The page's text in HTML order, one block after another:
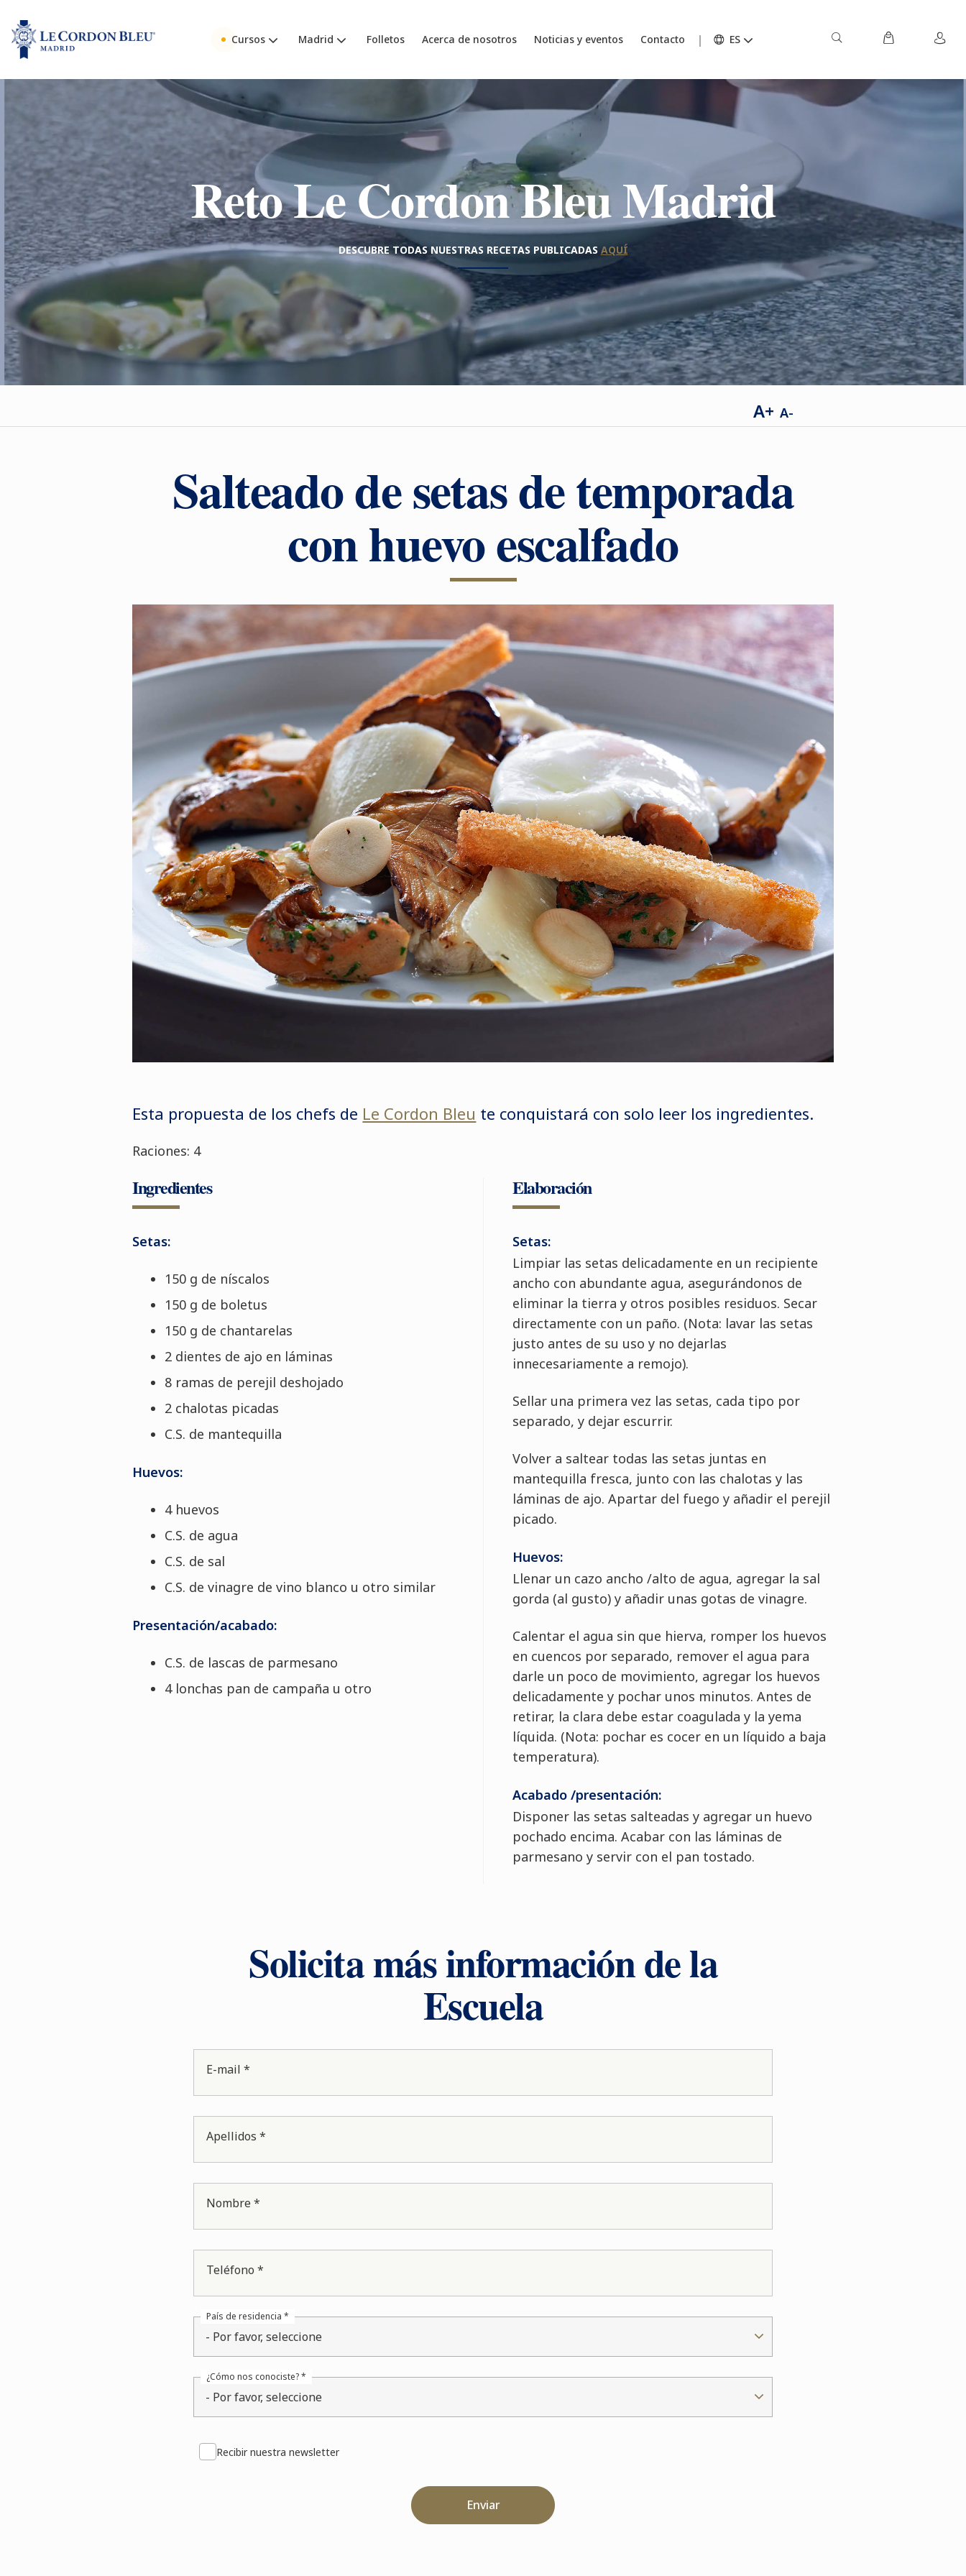
Cursos Madrid Folletos Acerca de nosotros Noticias y eventos Contacto ES
Reto Le Cordon Bleu Madrid
DESCUBRE TODAS NUESTRAS RECETAS PUBLICADAS AQUÍ
A+ A-
Salteado de setas de temporada
con huevo escalfado
Esta propuesta de los chefs de Le Cordon Bleu te conquistará con solo leer los ingredientes.
Raciones: 4
Ingredientes
Setas:
150 g de níscalos
150 g de boletus
150 g de chantarelas
2 dientes de ajo en láminas
8 ramas de perejil deshojado
2 chalotas picadas
C.S. de mantequilla
Huevos:
4 huevos
C.S. de agua
C.S. de sal
C.S. de vinagre de vino blanco u otro similar
Presentación/acabado:
C.S. de lascas de parmesano
4 lonchas pan de campaña u otro
Elaboración
Setas:
Limpiar las setas delicadamente en un recipiente
ancho con abundante agua, asegurándonos de
eliminar la tierra y otros posibles residuos. Secar
directamente con un paño. (Nota: lavar las setas
justo antes de su uso y no dejarlas
innecesariamente a remojo).
Sellar una primera vez las setas, cada tipo por
separado, y dejar escurrir.
Volver a saltear todas las setas juntas en
mantequilla fresca, junto con las chalotas y las
láminas de ajo. Apartar del fuego y añadir el perejil
picado.
Huevos:
Llenar un cazo ancho /alto de agua, agregar la sal
gorda (al gusto) y añadir unas gotas de vinagre.
Calentar el agua sin que hierva, romper los huevos
en cuencos por separado, remover el agua para
darle un poco de movimiento, agregar los huevos
delicadamente y pochar unos minutos. Antes de
retirar, la clara debe estar coagulada y la yema
líquida. (Nota: pochar es cocer en un líquido a baja
temperatura).
Acabado /presentación:
Disponer las setas salteadas y agregar un huevo
pochado encima. Acabar con las láminas de
parmesano y servir con el pan tostado.
Solicita más información de la
Escuela
E-mail *
Apellidos *
Nombre *
Teléfono *
- Por favor, seleccione
País de residencia *
- Por favor, seleccione
¿Cómo nos conociste? *
Recibir nuestra newsletter
Enviar